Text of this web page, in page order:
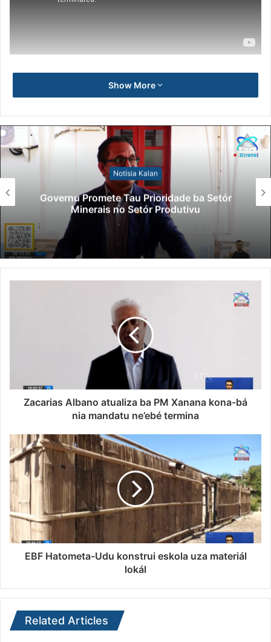
Show More
Notísia Kalan
Governu Promete Tau Prioridade ba Setór
Minerais no Setór Produtivu
Zacarias Albano atualiza ba PM Xanana kona-bá
nia mandatu ne’ebé termina
EBF Hatometa-Udu konstrui eskola uza materiál
lokál
Related Articles